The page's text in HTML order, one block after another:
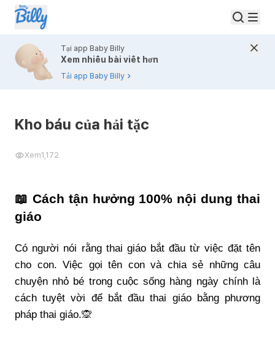
Tại app Baby Billy
Xem nhiều bài viết hơn
Tải app Baby Billy
Kho báu của hải tặc
Xem1,172
📖 Cách tận hưởng 100% nội dung thai
giáo
Có người nói rằng thai giáo bắt đầu từ việc đặt tên
cho con. Việc gọi tên con và chia sẻ những câu
chuyện nhỏ bé trong cuộc sống hàng ngày chính là
cách tuyệt vời để bắt đầu thai giáo bằng phương
pháp thai giáo.🙊